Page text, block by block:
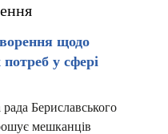
щодо
у сфері
Бериславського
мешканців